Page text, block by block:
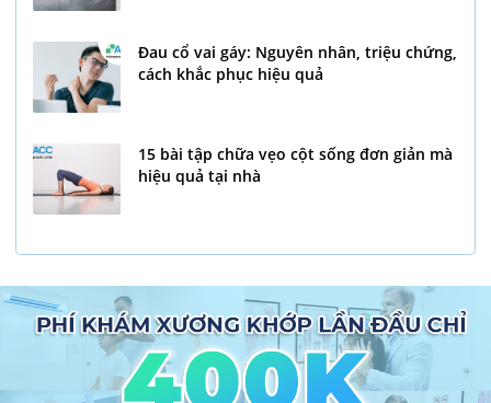
Đau cổ vai gáy: Nguyên nhân, triệu chứng,
cách khắc phục hiệu quả
15 bài tập chữa vẹo cột sống đơn giản mà
hiệu quả tại nhà